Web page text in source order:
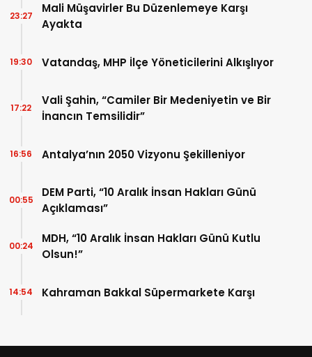
Mali Müşavirler Bu Düzenlemeye Karşı
Ayakta
23:27
Vatandaş, MHP İlçe Yöneticilerini Alkışlıyor
19:30
Vali Şahin, “Camiler Bir Medeniyetin ve Bir
İnancın Temsilidir”
17:22
Antalya’nın 2050 Vizyonu Şekilleniyor
16:56
DEM Parti, “10 Aralık İnsan Hakları Günü
Açıklaması”
00:55
MDH, “10 Aralık İnsan Hakları Günü Kutlu
Olsun!”
00:24
Kahraman Bakkal Süpermarkete Karşı
14:54